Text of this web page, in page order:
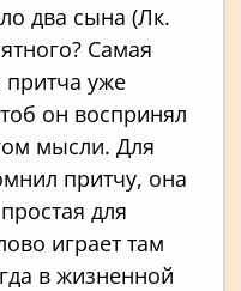
два сына (Лк.
Самая
притча уже
он воспринял
мысли. Для
притчу, она
для
играет там
в жизненной